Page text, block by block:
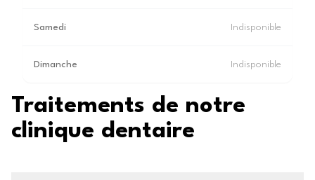
Samedi Indisponible
Dimanche Indisponible
Traitements de notre
clinique dentaire